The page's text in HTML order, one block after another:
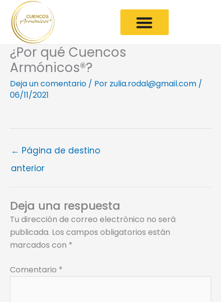
contenido
¿Por qué Cuencos
Armónicos®?
Deja un comentario / Por zulia.rodal@gmail.com /
06/11/2021
← Página de destino
anterior
Deja una respuesta
Tu dirección de correo electrónico no será
publicada. Los campos obligatorios están
marcados con *
Comentario *